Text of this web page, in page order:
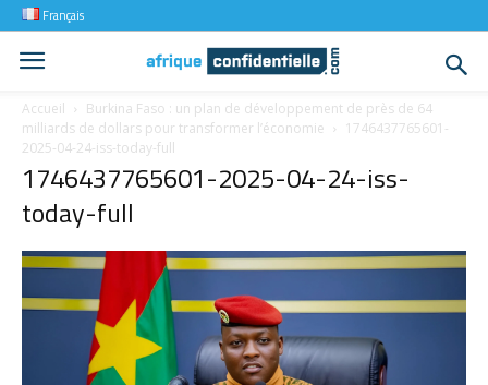
Français
Accueil
Burkina Faso : un plan de développement de près de 64
milliards de dollars pour transformer l’économie
1746437765601-
2025-04-24-iss-today-full
1746437765601-2025-04-24-iss-
today-full